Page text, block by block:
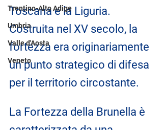
Trentino-Alto Adige
Umbria
Valle d'Aosta
Veneto
Toscana e la Liguria.
Costruita nel XV secolo, la
fortezza era originariamente
un punto strategico di difesa
per il territorio circostante.
La Fortezza della Brunella è